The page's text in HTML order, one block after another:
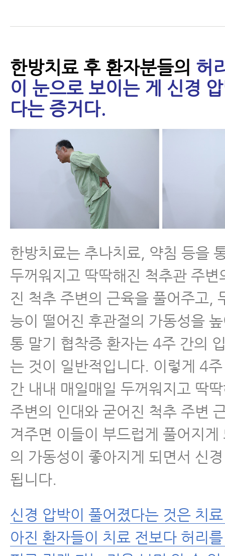
믿고 치료를 받으시겠습니까?
- 척추협착증의 진행을 막는 8가
- 허리협착증의 진행을 막는 8가
히 1편 - 증상 변화에 세심한 관심
- 허리협착증의 진행을 막는 8가
히 2편 - 증상이 악화됐다면 원인
- 추간공협착증이 진짜 척추관협
더 쉬운 이유
- 척추전방전위증을 동반한 척추
이 치료하는 방법
- 척추협착증 치료받을 때 뭘 믿고
요?
- 허리디스크와 협착증이 같이 있
협착증이 아닐 가능성이 매우 높
- 척추관이 좁아져 협착이 있어도
람이 많은 이유
- 척추협착증 치료 잘하는 곳 고르
- 척추협착증과 근감소증은 매우
있습니다.
- 허리에 좋은 음식, 허리디스크·
식 찾으신다구요? 이 음식을 꼭 섭
한방치료 후 환자분들의 허
이 눈으로 보이는 게 신경
다는 증거다.
한방치료는 추나치료, 약침 등을
두꺼워지고 딱딱해진 척추관 주변
진 척추 주변의 근육을 풀어주고,
능이 떨어진 후관절의 가동성을
통 말기 협착증 환자는 4주 간의
는 것이 일반적입니다. 이렇게 4
간 내내 매일매일 두꺼워지고 딱
주변의 인대와 굳어진 척추 주변
겨주면 이들이 부드럽게 풀어지게
의 가동성이 좋아지게 되면서 신
됩니다.
신경 압박이 풀어졌다는 것은 치
아진 환자들이 치료 전보다 허리